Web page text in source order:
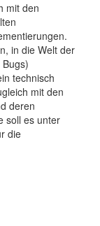
mit den
in die Welt der
Bugs)
technisch
mit den
deren
soll es unter
die